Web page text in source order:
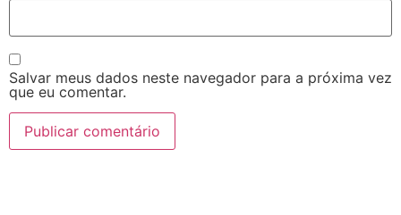
Salvar meus dados neste navegador para a próxima vez
que eu comentar.